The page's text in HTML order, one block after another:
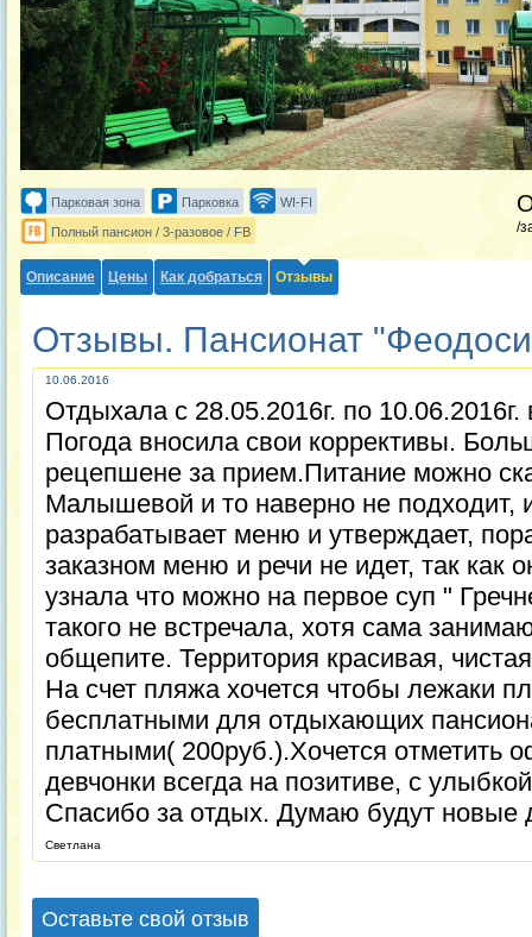
Парковая зона Парковка WI-FI
Полный пансион / 3-разовое / FB /
Описание Цены Как добраться Отзывы
Отзывы. Пансионат
10.06.2016
Отдыхала с 28.05.2016г. по
Погода вносила свои коррективы.
рецепшене за прием.Питание можно
Малышевой и то наверно не подходит,
разрабатывает меню и утверждает,
заказном меню и речи не идет, так как
узнала что можно на первое суп "
такого не встречала, хотя сама
общепите. Территория красивая,
На счет пляжа хочется чтобы лежаки
бесплатными для отдыхающих
платными( 200руб.).Хочется отметить
девчонки всегда на позитиве, с
Спасибо за отдых. Думаю будут новые
Светлана
Оставьте свой отзыв